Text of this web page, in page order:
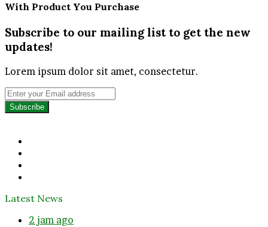
With Product You Purchase
Subscribe to our mailing list to get the new
updates!
Lorem ipsum dolor sit amet, consectetur.
Enter
your
Email
Latest News
2 jam ago